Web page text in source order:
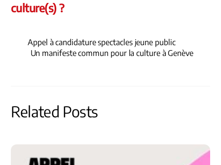
culture(s) ?
Appel à candidature spectacles jeune public
Un manifeste commun pour la culture à Genève
Related Posts